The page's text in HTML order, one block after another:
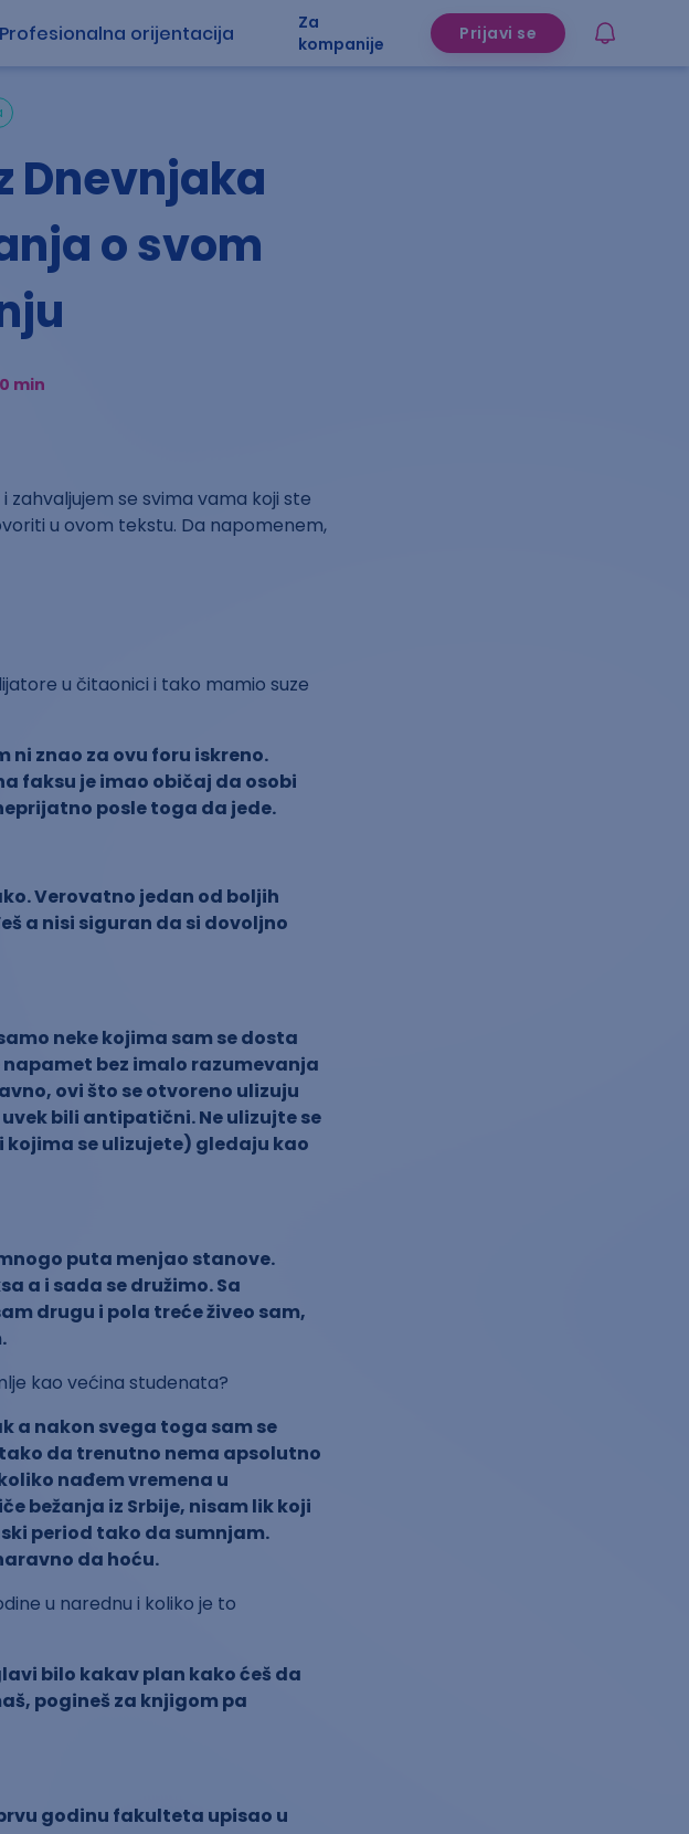
Profesionalna orijentacija
Za
kompanije
Prijavi se
Dnevnjaka
o svom
min
zahvaljujem se svima vama koji ste
u ovom tekstu. Da napomenem,
u čitaonici i tako mamio suze
ni znao za ovu foru iskreno.
faksu je imao običaj da osobi
posle toga da jede.
Verovatno jedan od boljih
a nisi siguran da si dovoljno
neke kojima sam se dosta
bez imalo razumevanja
ovi što se otvoreno ulizuju
bili antipatični. Ne ulizujte se
kojima se ulizujete) gledaju kao
puta menjao stanove.
a i sada se družimo. Sa
drugu i pola treće živeo sam,
kao većina studenata?
a nakon svega toga sam se
da trenutno nema apsolutno
nađem vremena u
bežanja iz Srbije, nisam lik koji
period tako da sumnjam.
da hoću.
u narednu i koliko je to
bilo kakav plan kako ćeš da
pogineš za knjigom pa
prvu godinu fakulteta upisao u